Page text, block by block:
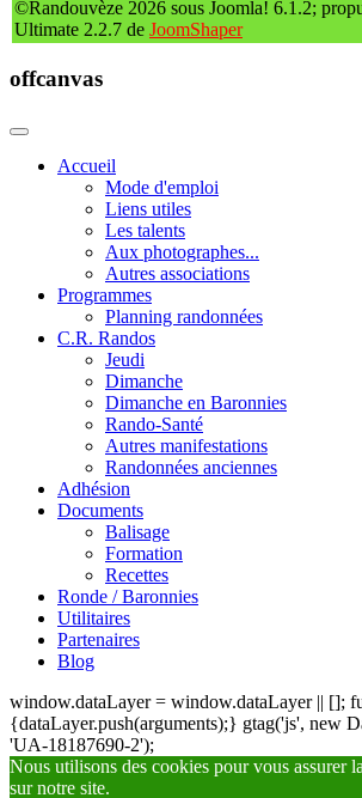
©Randouvèze 2026 sous Joomla! 6.1.2;
Ultimate 2.2.7 de JoomShaper
offcanvas
Accueil
Mode d'emploi
Liens utiles
Les talents
Aux photographes...
Autres associations
Programmes
Planning randonnées
C.R. Randos
Jeudi
Dimanche
Dimanche en Baronnies
Rando-Santé
Autres manifestations
Randonnées anciennes
Adhésion
Documents
Balisage
Formation
Recettes
Ronde / Baronnies
Utilitaires
Partenaires
Blog
window.dataLayer = window.dataLayer || [];
{dataLayer.push(arguments);} gtag('js', new
'UA-18187690-2');
Nous utilisons des cookies pour vous assurer
sur notre site.